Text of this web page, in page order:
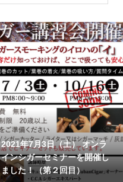
2021年7月3日（土） オンラ
インシガーセミナーを開催し
ました！（第２回目）